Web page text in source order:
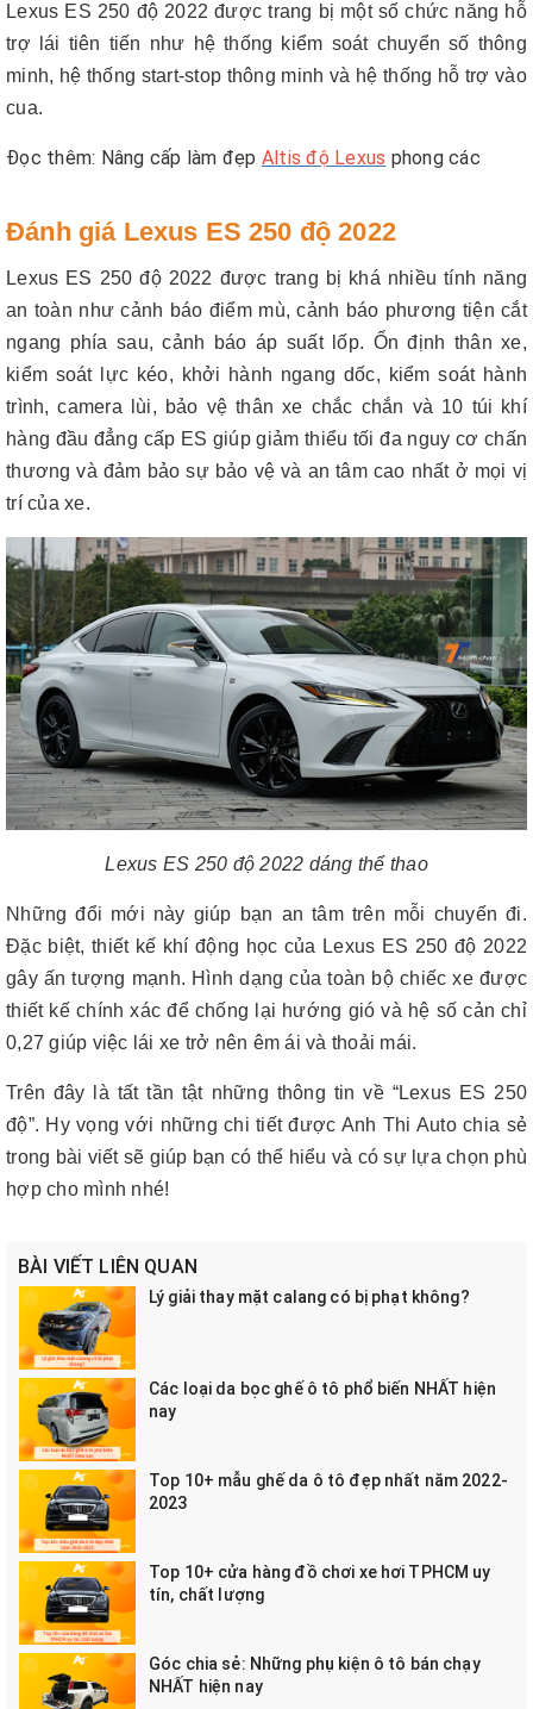
Lexus ES 250 độ 2022 được trang bị một số chức năng hỗ
trợ lái tiên tiến như hệ thống kiểm soát chuyển số thông
minh, hệ thống start-stop thông minh và hệ thống hỗ trợ vào
cua.
Đọc thêm: Nâng cấp làm đẹp Altis độ Lexus phong các
Đánh giá Lexus ES 250 độ 2022
Lexus ES 250 độ 2022 được trang bị khá nhiều tính năng
an toàn như cảnh báo điểm mù, cảnh báo phương tiện cắt
ngang phía sau, cảnh báo áp suất lốp. Ổn định thân xe,
kiểm soát lực kéo, khởi hành ngang dốc, kiểm soát hành
trình, camera lùi, bảo vệ thân xe chắc chắn và 10 túi khí
hàng đầu đẳng cấp ES giúp giảm thiểu tối đa nguy cơ chấn
thương và đảm bảo sự bảo vệ và an tâm cao nhất ở mọi vị
trí của xe.
Lexus ES 250 độ 2022 dáng thể thao
Những đổi mới này giúp bạn an tâm trên mỗi chuyến đi.
Đặc biệt, thiết kế khí động học của Lexus ES 250 độ 2022
gây ấn tượng mạnh. Hình dạng của toàn bộ chiếc xe được
thiết kế chính xác để chống lại hướng gió và hệ số cản chỉ
0,27 giúp việc lái xe trở nên êm ái và thoải mái.
Trên đây là tất tần tật những thông tin về “Lexus ES 250
độ”. Hy vọng với những chi tiết được Anh Thi Auto chia sẻ
trong bài viết sẽ giúp bạn có thể hiểu và có sự lựa chọn phù
hợp cho mình nhé!
BÀI VIẾT LIÊN QUAN
Lý giải thay mặt calang có bị phạt không?
Các loại da bọc ghế ô tô phổ biến NHẤT hiện
nay
Top 10+ mẫu ghế da ô tô đẹp nhất năm 2022-
2023
Top 10+ cửa hàng đồ chơi xe hơi TPHCM uy
tín, chất lượng
Góc chia sẻ: Những phụ kiện ô tô bán chạy
NHẤT hiện nay